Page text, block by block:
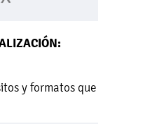
y formatos que